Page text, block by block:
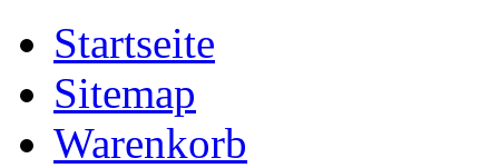
Startseite
Sitemap
Warenkorb